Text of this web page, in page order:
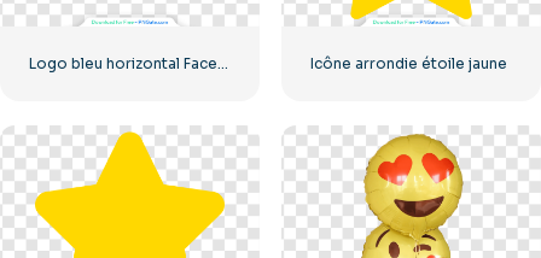
Logo bleu horizontal Facebook Icône arrondie étoile jaune